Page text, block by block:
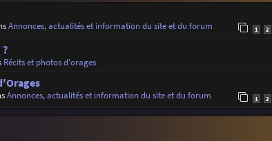
Annonces, actualités et information du site et du forum 1 2
Récits et photos d'orages
Annonces, actualités et information du site et du forum 1 2